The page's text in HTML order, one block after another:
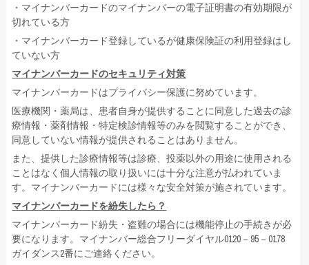
・マイナンバーカードのマイナンバーの電子証明書の有効期限が
切れている方
・マイナンバーカード登録しているが健康保険証の利用登録はし
ていない方
マイナンバーカードのセキュリティ対策
マイナンバーカードはプライバシー保護に努めています。
医療機関・薬局は、患者自身が提供することに同意した過去の診
療情報・薬剤情報・特定検診情報等のみを閲覧することができ、
同意していない情報が提供されることはありません。
また、提供した診療情報等は診療、投薬以外の用途に使用される
ことはなく個人情報の取り扱いには十分な注意が払われていま
す。マイナンバーカードには様々な安全対策が施されています。
マイナンバーカードを紛失したら？
マイナンバーカード紛失・盗難の場合には機能停止の手続きが必
要になります。マイナンバー総合フリーダイヤル0120－95－0178
ガイダンス2番にご連絡ください。